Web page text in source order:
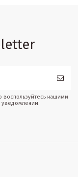
воспользуйтесь нашими